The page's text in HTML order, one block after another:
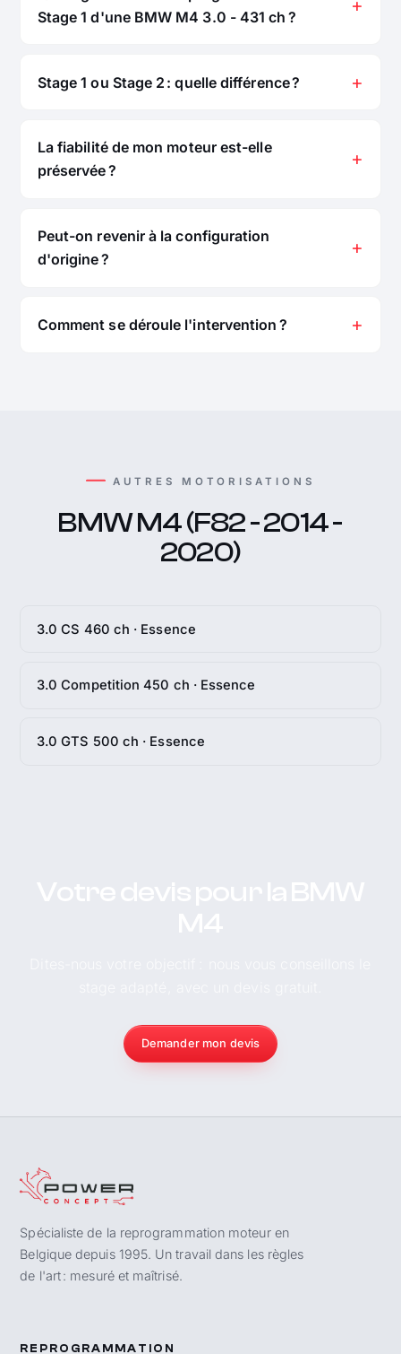
Stage 1 d'une BMW M4 3.0 - 431 ch ?
Stage 1 ou Stage 2 : quelle différence ?
La fiabilité de mon moteur est-elle
préservée ?
Peut-on revenir à la configuration
d'origine ?
Comment se déroule l'intervention ?
AUTRES MOTORISATIONS
BMW M4 (F82 - 2014 -
2020)
3.0 CS 460 ch · Essence
3.0 Competition 450 ch · Essence
3.0 GTS 500 ch · Essence
Demander mon devis
Spécialiste de la reprogrammation moteur en
Belgique depuis 1995. Un travail dans les règles
de l'art : mesuré et maîtrisé.
REPROGRAMMATION